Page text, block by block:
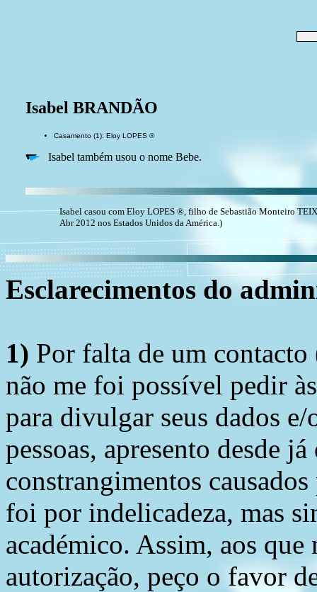
Isabel BRANDÃO
Casamento (1): Eloy LOPES ®
Isabel também usou o nome Bebe.
Isabel casou com Eloy LOPES ®, filho de Sebastião Monteiro
Abr 2012 nos Estados Unidos da América.)
Esclarecimentos do
1) Por falta de um
não me foi possível pedir
para divulgar seus dados
pessoas, apresento desde
constrangimentos
foi por indelicadeza, mas
académico. Assim, aos
autorização, peço o favor